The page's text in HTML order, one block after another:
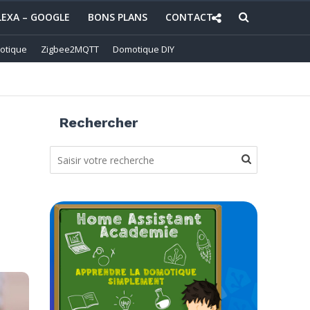
– GOOGLE BONS PLANS CONTACT
Zigbee2MQTT Domotique DIY
Rechercher